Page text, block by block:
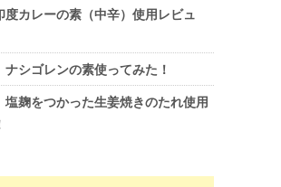
度カレーの素（中辛）使用レビュ
ナシゴレンの素使ってみた！
塩麹をつかった生姜焼きのたれ使用